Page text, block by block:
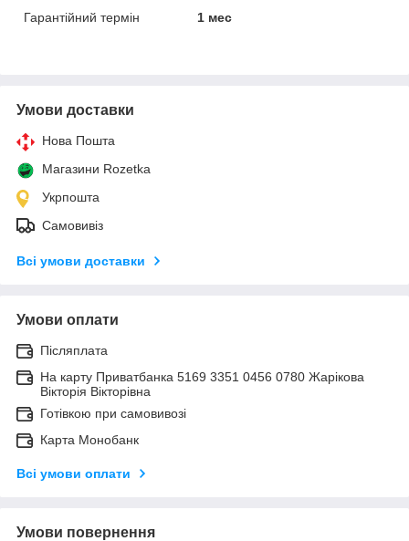
Гарантійний термін
1 мес
Умови доставки
Нова Пошта
Магазини Rozetka
Укрпошта
Самовивіз
Всі умови доставки
Умови оплати
Післяплата
На карту Приватбанка 5169 3351 0456 0780 Жарікова
Вікторія Вікторівна
Готівкою при самовивозі
Карта Монобанк
Всі умови оплати
Умови повернення